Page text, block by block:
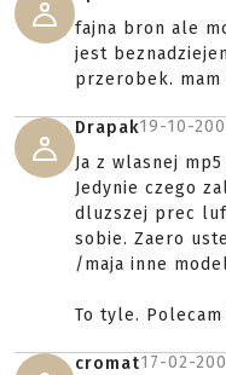
fajna bron ale
jest
przerobek. mam
Drapak19-10-
Ja z wlasnej
Jedynie czego
dluzszej prec
sobie. Zaero
/maja inne
To tyle.
cromat17-02-